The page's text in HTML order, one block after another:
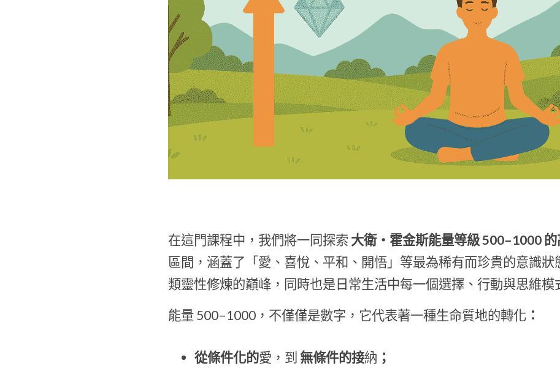
在這門課程中，我們將一同探索 大衛・霍金斯能量等級 500–1000
區間，涵蓋了「愛、喜悅、平和、開悟」等最為稀有而珍貴的意識狀
類靈性修煉的巔峰，同時也是日常生活中每一個選擇、行動與思維模
能量 500–1000，不僅僅是數字，它代表著一種生命質地的轉化 ：
從條件化的愛，到 無條件的接納 ；